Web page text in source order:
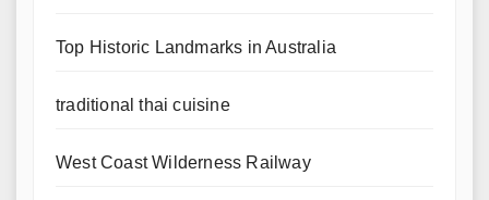
Top Historic Landmarks in Australia
traditional thai cuisine
West Coast Wilderness Railway